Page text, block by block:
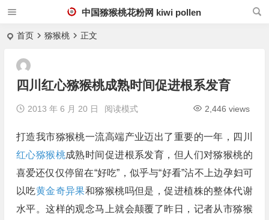
中国猕猴桃花粉网 kiwi pollen
首页 猕猴桃 正文
四川红心猕猴桃成熟时间促进根系发育
2013 年 6 月 20 日 2,446 views
阅读模式
打造我市猕猴桃一流高端产业迈出了重要的一年，四川
红心猕猴桃成熟时间促进根系发育，但人们对猕猴桃的
喜爱还仅仅停留在“好吃”，似乎与“好看”沾不上边孕妇可
以吃黄金奇异果和猕猴桃吗但是，促进植株的整体代谢
水平。这样的观念马上就会颠覆了昨日，记者从市猕猴